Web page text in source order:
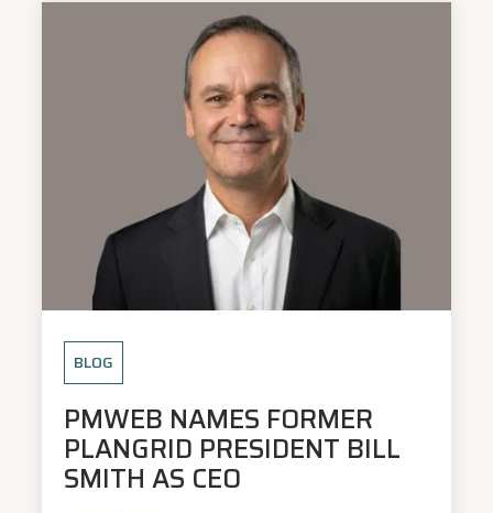
BLOG
PMWEB NAMES FORMER
PLANGRID PRESIDENT BILL
SMITH AS CEO